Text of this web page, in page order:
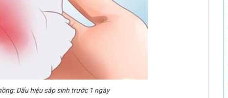
Dấu hiệu sắp sinh trước 1 ngày